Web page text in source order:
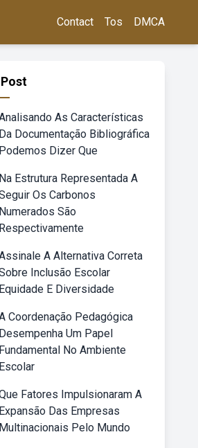
Contact Tos DMCA
As Características
Da Documentação Bibliográfica
Podemos Dizer Que
Na Estrutura Representada A
Os Carbonos
Numerados São
Respectivamente
A Alternativa Correta
Inclusão Escolar
Equidade E Diversidade
Coordenação Pedagógica
Desempenha Um Papel
Fundamental No Ambiente
Escolar
Fatores Impulsionaram A
Expansão Das Empresas
Multinacionais Pelo Mundo